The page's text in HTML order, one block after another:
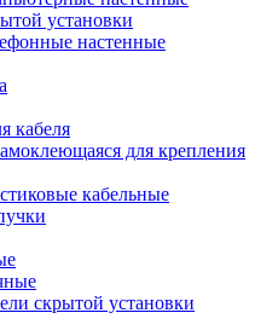
установки
настенные
кабеля
для крепления
кабельные
скрытой установки